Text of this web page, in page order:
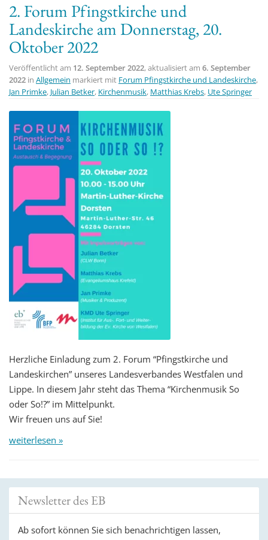
2. Forum Pfingstkirche und
Landeskirche am Donnerstag, 20.
Oktober 2022
Veröffentlicht am 12. September 2022, aktualisiert am 6. September
2022 in Allgemein markiert mit Forum Pfingstkirche und Landeskirche,
Jan Primke, Julian Betker, Kirchenmusik, Matthias Krebs, Ute Springer
Herzliche Einladung zum 2. Forum “Pfingstkirche und
Landeskirchen” unseres Landesverbandes Westfalen und
Lippe. In diesem Jahr steht das Thema “Kirchenmusik So
oder So!?” im Mittelpunkt.
Wir freuen uns auf Sie!
weiterlesen »
Newsletter des EB
Ab sofort können Sie sich benachrichtigen lassen,